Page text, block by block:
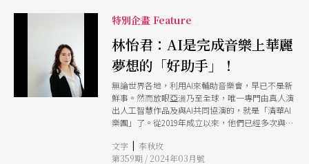
它們做了之後的成果，既然AI能替我們做並產生成
本主義鼓勵人把注意力放在瑣事和工作上，並且填
滿行事曆，但人的生活當然不只有這些事情。有些
事情對人來說的意義不只在於產生成果，也在於體
驗過程。從簡單的例子開始：你不會讓機器人代替
你出國玩、給人按摩、看電影或打電動。進一步來
說，有些人會分享，自己跟家中長輩感情最好的一
段，恰好是長輩年邁生病，自己回家擔起照護工作
相幫助與扶持。考慮到這一點，就算未來的AI機器
人在照護工作上表現得比我更好，我可能依然有理
仿特定畫家去生成作品，還可能真的騙過粉絲。但
這些由AI生成的圖案，真的算是藝術品嗎？ 讓我們
設定一些案例來思考看看： 《路口》 人類插畫家
愛蜜莉擅長描繪現代人生活點滴，愛蜜莉用手繪版
和繪圖軟體作畫，《路口》描寫上班族、計程車司
有人情味的都市生活。 《宵夜》 3mily是個AI，經
過深度學習掌握了愛蜜莉的風格。《宵夜》是
3mily當前版本（v1.012）生成的第三百零一張
圖。若一般台灣人看到這張圖，會認為它藉由類似
永和豆漿的場景，描寫了現代都市人在疲憊之餘對
生活的小小期待。生成《宵夜》時，關於內容主題
特別企畫 Feature
林怡君：AI是完成音樂上華麗
夢想的「好助手」！
無論世界各地，利用AI來輔助音樂會，早已不是新
鮮事。然而放眼亞洲乃至全球，唯一專門由真人演
出人工智慧作品及與AI共同協演的，就是「清華AI
樂團」了。從2019年成立以來，他們已經多次與國
「虛擬樂手」同台表演、在舞台上展現出「自動跟
譜」系統、由學生選擇「雅婷」所產生的片段旋律
文字 | 李秋玫
第359期 / 2024年03月號